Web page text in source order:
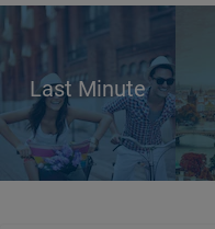
Last Minute